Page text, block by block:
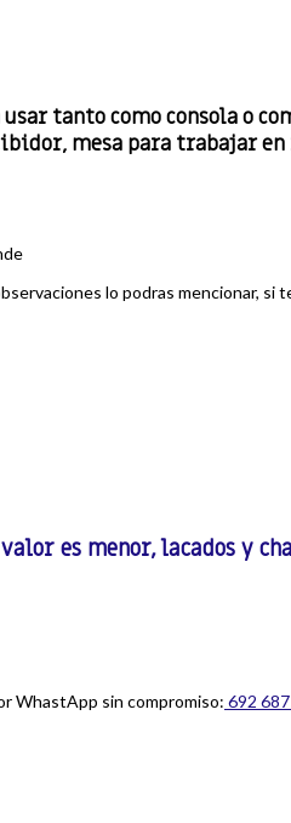
tanto como consola o
mesa para trabajar
lo podras mencionar,
es menor, lacados y
WhastApp sin compromiso: 692